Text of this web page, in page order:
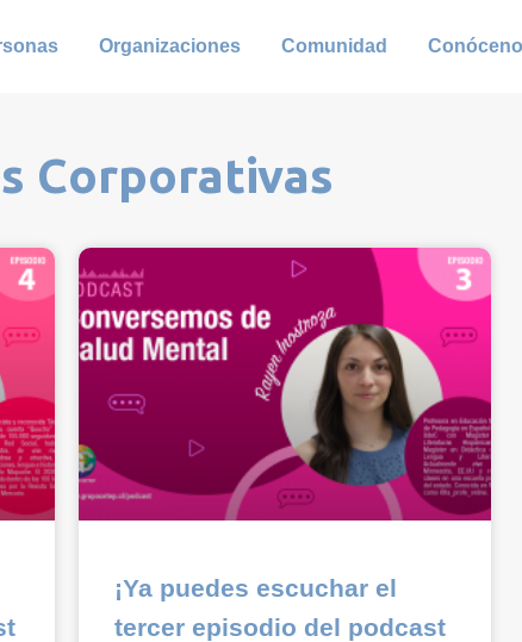
Organizaciones Comunidad
Corporativas
¡Ya puedes escuchar el
tercer episodio del podcast